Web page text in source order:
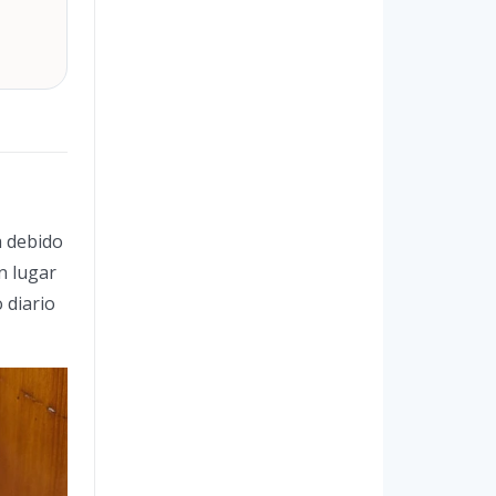
debido
lugar
diario